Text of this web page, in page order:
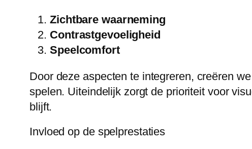
Zichtbare waarneming
Contrastgevoeligheid
Speelcomfort
Door deze aspecten te integreren, creëren
spelen. Uiteindelijk zorgt de prioriteit voor
blijft.
Invloed op de spelprestaties